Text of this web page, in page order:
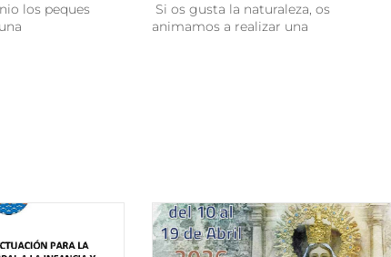
los peques
Si os gusta la naturaleza, os
animamos a realizar una